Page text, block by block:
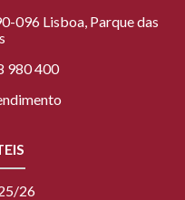
096 Lisboa, Parque das
980 400
26